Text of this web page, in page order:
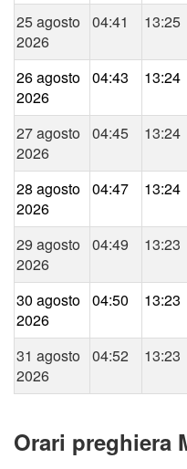
25 agosto
2026
04:41 13:25
26 agosto
2026
04:43 13:24
27 agosto
2026
04:45 13:24
28 agosto
2026
04:47 13:24
29 agosto
2026
04:49 13:23
30 agosto
2026
04:50 13:23
31 agosto
2026
04:52 13:23
Orari preghiera